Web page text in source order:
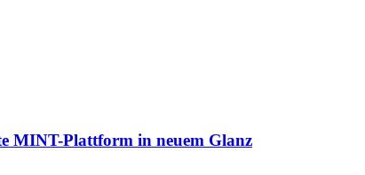
MINT-Plattform in neuem Glanz